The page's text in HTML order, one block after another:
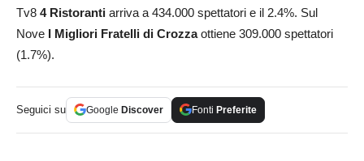
Tv8 4 Ristoranti arriva a 434.000 spettatori e il 2.4%. Sul
Nove I Migliori Fratelli di Crozzaottiene 309.000 spettatori
(1.7%).
Seguici su Google Discover Fonti Preferite